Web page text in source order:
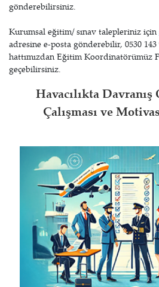
gönderebilirsiniz.
Kurumsal eğitim/ sınav talepleriniz için
adresine e-posta gönderebilir, 0530
hattımızdan Eğitim Koordinatörümüz
geçebilirsiniz.
Havacılıkta Davranış
Çalışması ve